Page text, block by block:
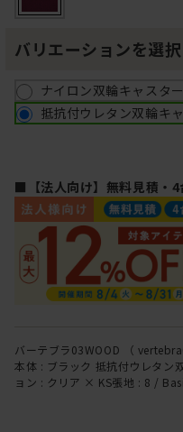
バリエーションを選択
ナイロン双輪キャスター
抵抗付ウレタン双輪キ
■【法人向け】無料見積・
バーテブラ03WOOD （
本体 : ブラック 抵抗付ウレタン
ョン : クリア × KS張地 : 8 /